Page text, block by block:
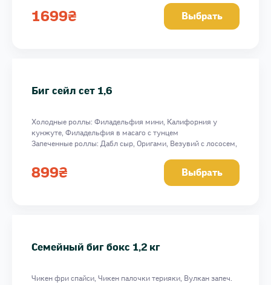
Лососик Hot из терияки, спайси соус 50 г
Вес:2811 г
1699₴ Выбрать
Биг сейл сет 1,6
Холодные роллы: Филадельфия мини, Калифорния у
кунжуте, Филадельфия в масаго с тунцем
Запеченные роллы: Дабл сыр, Оригами, Везувий с лососем,
899₴ Выбрать
Семейный биг бокс 1,2 кг
Чикен фри спайси, Чикен палочки терияки, Вулкан запеч.